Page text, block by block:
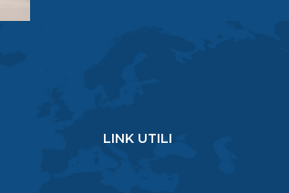
LINK UTILI